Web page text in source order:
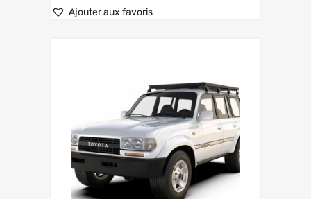
Ajouter aux favoris